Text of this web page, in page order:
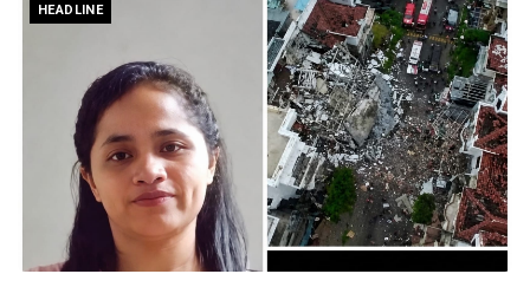
HEADLINE